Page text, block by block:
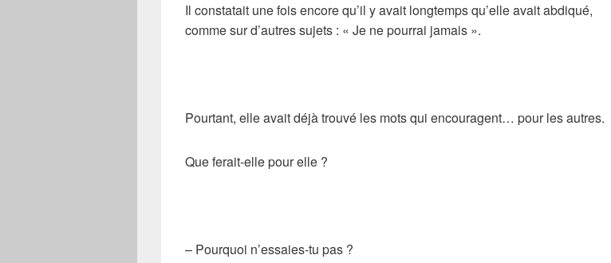
Il constatait une fois encore qu’il y avait longtemps qu’elle avait abdiqué,
comme sur d’autres sujets : « Je ne pourrai jamais ».
Pourtant, elle avait déjà trouvé les mots qui encouragent… pour les autres.
Que ferait-elle pour elle ?
– Pourquoi n’essaies-tu pas ?